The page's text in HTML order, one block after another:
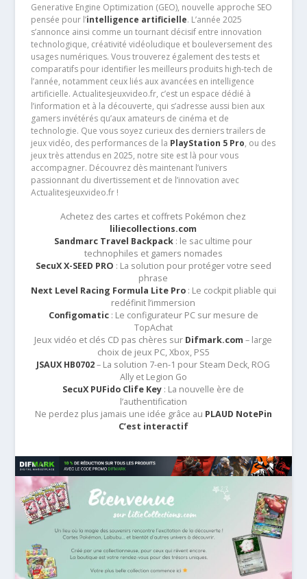
Generative Engine Optimization (GEO), nouvelle approche SEO
pensée pour l’intelligence artificielle. L’année 2025
s’annonce ainsi comme un tournant décisif entre innovation
technologique, créativité vidéoludique et bouleversement des
usages numériques. Vous trouverez également des tests et
comparatifs pour identifier les meilleurs produits high-tech de
l’année, notamment ceux liés aux avancées en intelligence
artificielle. Actualitesjeuxvideo.fr, c’est un espace dédié à
l’information et à la découverte, qui s’adresse aussi bien aux
gamers invétérés qu’aux amateurs de cinéma et de
technologie. Que vous soyez curieux des derniers trailers de
jeux vidéo, des performances de la PlayStation 5 Pro, ou des
jeux très attendus en 2025, notre site est là pour vous
accompagner. Découvrez dès maintenant l’univers
passionnant du divertissement et de l’innovation avec
Actualitesjeuxvideo.fr !
Achetez des cartes et coffrets Pokémon chez
liliecollections.com
Sandmarc Travel Backpack : le sac ultime pour
technophiles et gamers nomades
SecuX X-SEED PRO : La solution pour protéger votre seed
phrase
Next Level Racing Formula Lite Pro: Le cockpit pliable qui
redéfinit l’immersion
Configomatic: Le configurateur PC sur mesure de
TopAchat
Jeux vidéo et clés CD pas chères sur Difmark.com – large
choix de jeux PC, Xbox, PS5
JSAUX HB0702– La solution 7-en-1 pour Steam Deck, ROG
Ally et Legion Go
SecuX PUFido Clife Key : La nouvelle ère de
l’authentification
Ne perdez plus jamais une idée grâce au PLAUD NotePin
C’est interactif